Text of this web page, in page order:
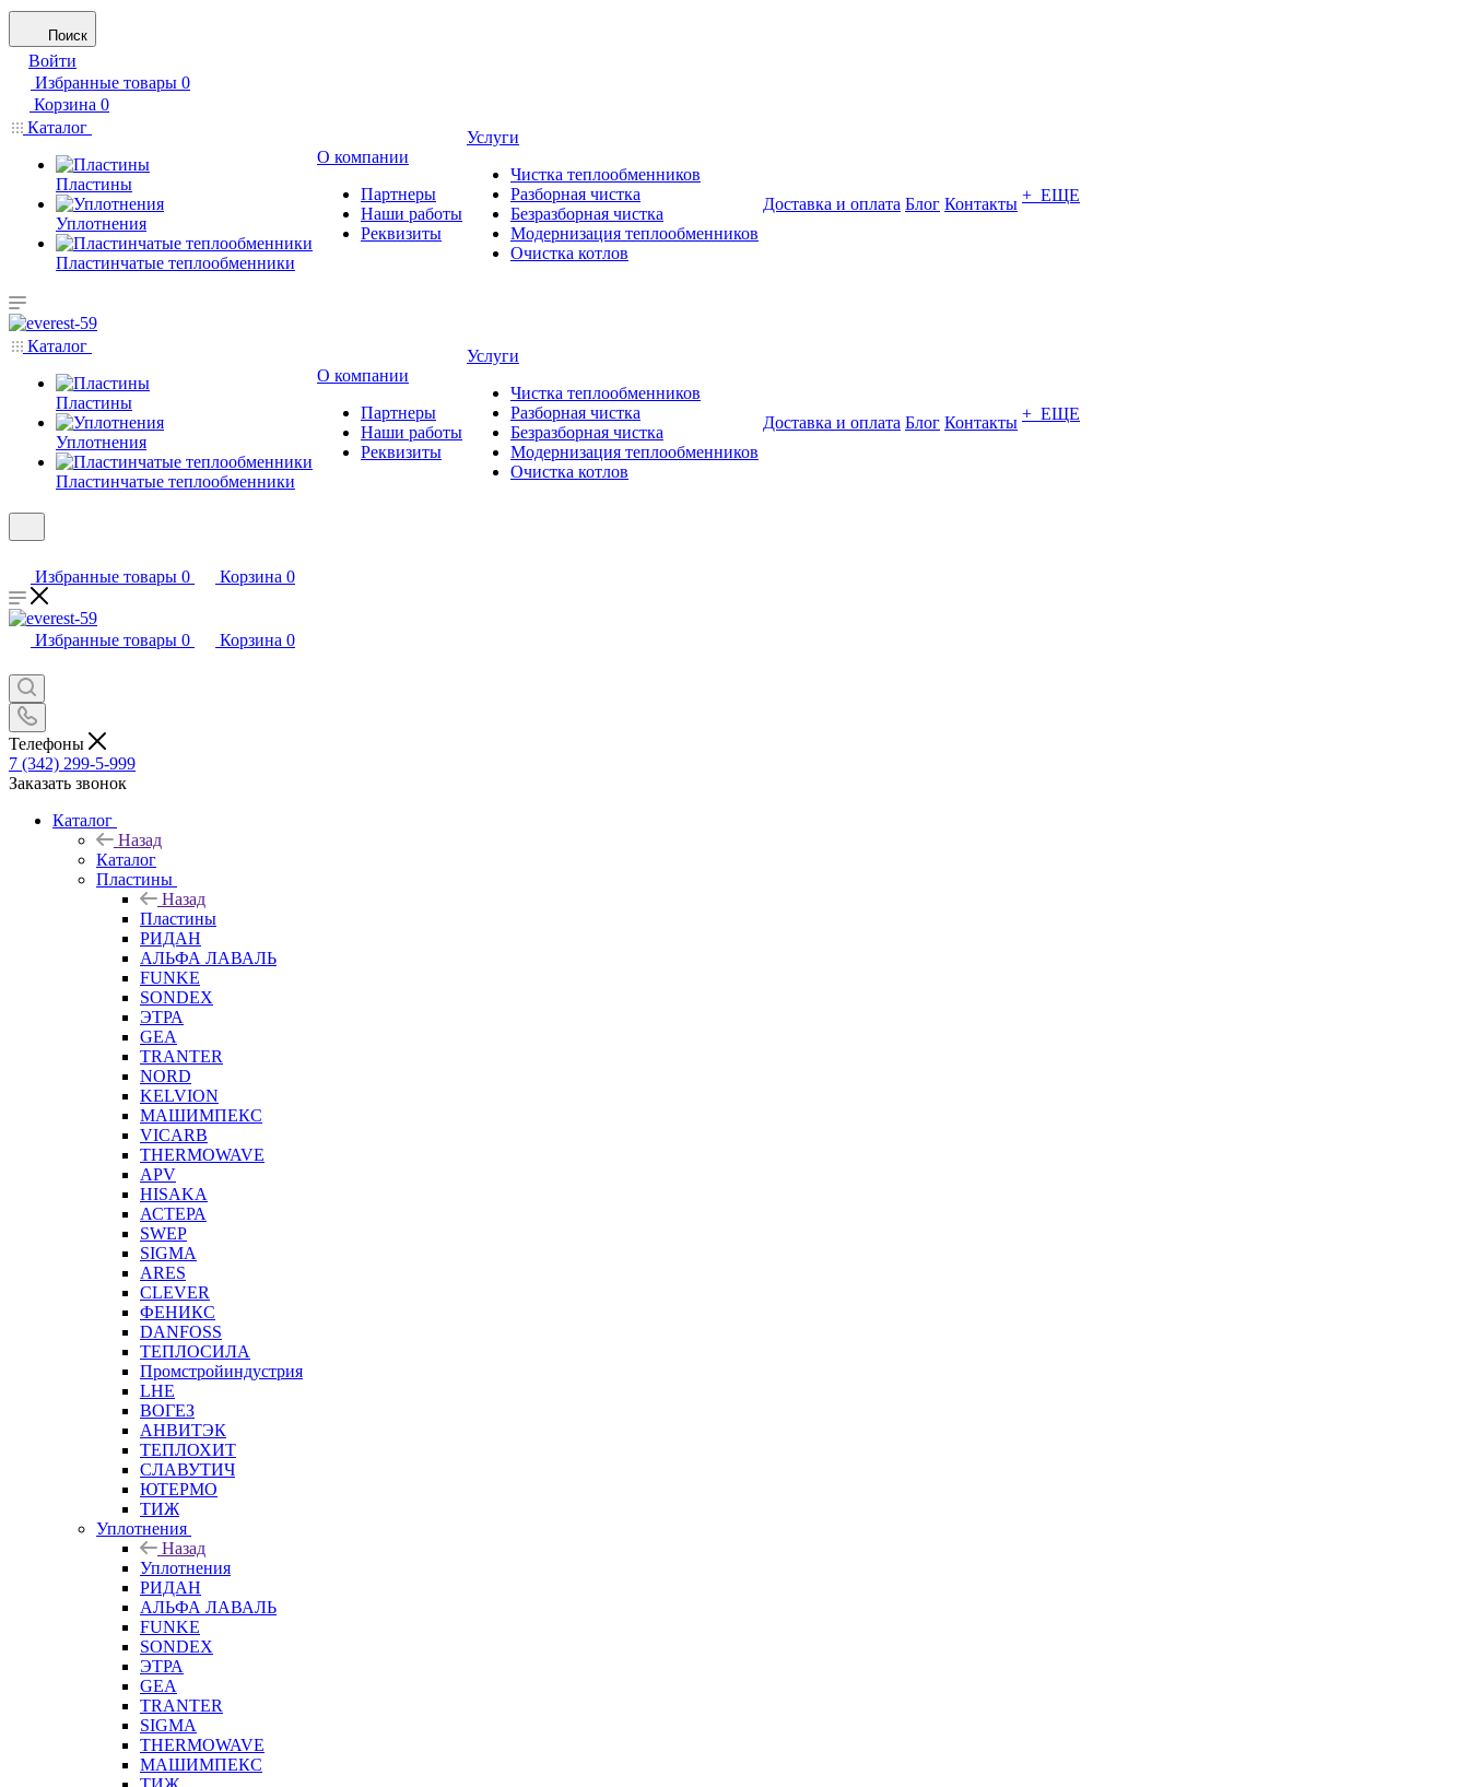
Поиск
Войти
Избранные товары 0
Корзина 0
Каталог
Пластины
Уплотнения
Пластинчатые теплообменники
О компании
Партнеры
Наши работы
Реквизиты
Услуги
Чистка теплообменников
Разборная чистка
Безразборная чистка
Модернизация теплообменников
Очистка котлов
Доставка и оплата Блог Контакты + ЕЩЕ
Каталог
Пластины
Уплотнения
Пластинчатые теплообменники
О компании
Партнеры
Наши работы
Реквизиты
Услуги
Чистка теплообменников
Разборная чистка
Безразборная чистка
Модернизация теплообменников
Очистка котлов
Доставка и оплата Блог Контакты + ЕЩЕ
Избранные товары 0 Корзина 0
Избранные товары 0 Корзина 0
Телефоны
7 (342) 299-5-999
Заказать звонок
Каталог
Назад
Каталог
Пластины
Назад
Пластины
РИДАН
АЛЬФА ЛАВАЛЬ
FUNKE
SONDEX
ЭТРА
GEA
TRANTER
NORD
KELVION
МАШИМПЕКС
VICARB
THERMOWAVE
APV
HISAKA
АСТЕРА
SWEP
SIGMA
ARES
CLEVER
ФЕНИКС
DANFOSS
ТЕПЛОСИЛА
Промстройиндустрия
LHE
ВОГЕЗ
АНВИТЭК
ТЕПЛОХИТ
СЛАВУТИЧ
ЮТЕРМО
ТИЖ
Уплотнения
Назад
Уплотнения
РИДАН
АЛЬФА ЛАВАЛЬ
FUNKE
SONDEX
ЭТРА
GEA
TRANTER
SIGMA
THERMOWAVE
МАШИМПЕКС